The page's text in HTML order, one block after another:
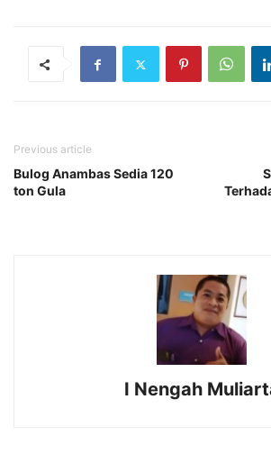
Previous article
Bulog Anambas Sedia 120
ton Gula
I Nengah